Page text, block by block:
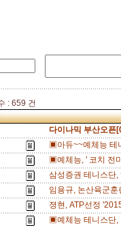
: 659 건
다이나믹 부산오픈
▣아듀~~예체능 테
▣예체능, ' 코치 전
삼성증권 테니스단
임용규, 논산육군
졍현, ATP선정
▣예체능 테니스단